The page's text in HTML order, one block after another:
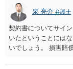
越的地位の濫⽤に関
義務等の内容や期間
程度，代償措置の有
か等を考慮の上，個
るので、ご事案に応
必要があります。 な
護士に直接相談・依
泉 亮介 弁護士
契約書についてサイ
いたということには
いでしょう。 損害賠